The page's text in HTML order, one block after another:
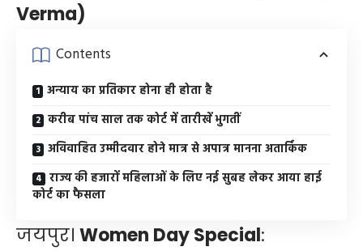
Verma)
Contents
अन्याय का प्रतिकार होना ही होता है
करीब पांच साल तक कोर्ट में तारीखें भुगतीं
अविवाहित उम्मीदवार होने मात्र से अपात्र मानना अतार्किक
राज्य की हजारों महिलाओं के लिए नई सुबह लेकर आया हाई
कोर्ट का फैसला
जयपुर। Women Day Special: